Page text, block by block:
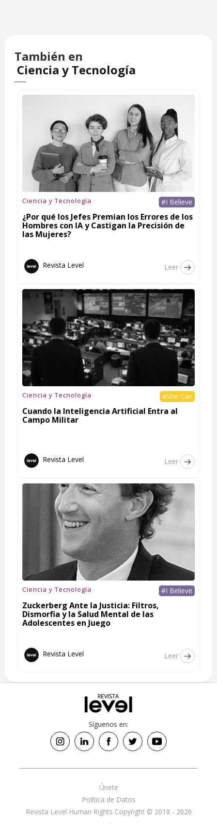
También en
Ciencia y Tecnología
Ciencia y Tecnología #I Believe
¿Por qué los Jefes Premian los Errores de los
Hombres con IA y Castigan la Precisión de
las Mujeres?
Revista Level Leer
Ciencia y Tecnología #She Can
Cuando la Inteligencia Artificial Entra al
Campo Militar
Revista Level Leer
Ciencia y Tecnología #I Believe
Zuckerberg Ante la Justicia: Filtros,
Dismorfia y la Salud Mental de las
Adolescentes en Juego
Revista Level Leer
Síguenos en:
Revista Level Human Rights Copyright © 2018 - 2026
Política de Datos
Únete